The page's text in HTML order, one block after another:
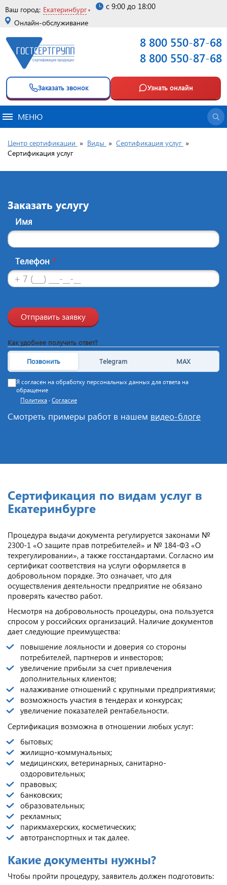
Ваш город: Екатеринбург
Онлайн-обслуживание
с 9:00 до 18:00
8 800 550-87-68
8 800 550-87-68
Заказать звонок Узнать онлайн
МЕНЮ
Центр сертификации » Виды » Сертификация услуг »
Сертификация услуг
Заказать услугу
Имя
Телефон *
Отправить заявку
Как удобнее получить ответ?
Позвонить Telegram MAX
Я согласен на обработку персональных данных для ответа на
обращение
Политика · Согласие
Смотреть примеры работ в нашем видео-блоге
Сертификация по видам услуг в
Екатеринбурге
Процедура выдачи документа регулируется законами №
2300-1 «О защите прав потребителей» и № 184-ФЗ «О
техрегулировании», а также госстандартами. Согласно им
сертификат соответствия на услуги оформляется в
добровольном порядке. Это означает, что для
осуществления деятельности предприятие не обязано
проверять качество работ.
Несмотря на добровольность процедуры, она пользуется
спросом у российских организаций. Наличие документов
дает следующие преимущества:
повышение лояльности и доверия со стороны
потребителей, партнеров и инвесторов;
увеличение прибыли за счет привлечения
дополнительных клиентов;
налаживание отношений с крупными предприятиями;
возможность участия в тендерах и конкурсах;
увеличение показателей рентабельности.
Сертификация возможна в отношении любых услуг:
бытовых;
жилищно-коммунальных;
медицинских, ветеринарных, санитарно-
оздоровительных;
правовых;
банковских;
образовательных;
рекламных;
парикмахерских, косметических;
автотранспортных и так далее.
Какие документы нужны?
Чтобы пройти процедуру, заявитель должен подготовить: